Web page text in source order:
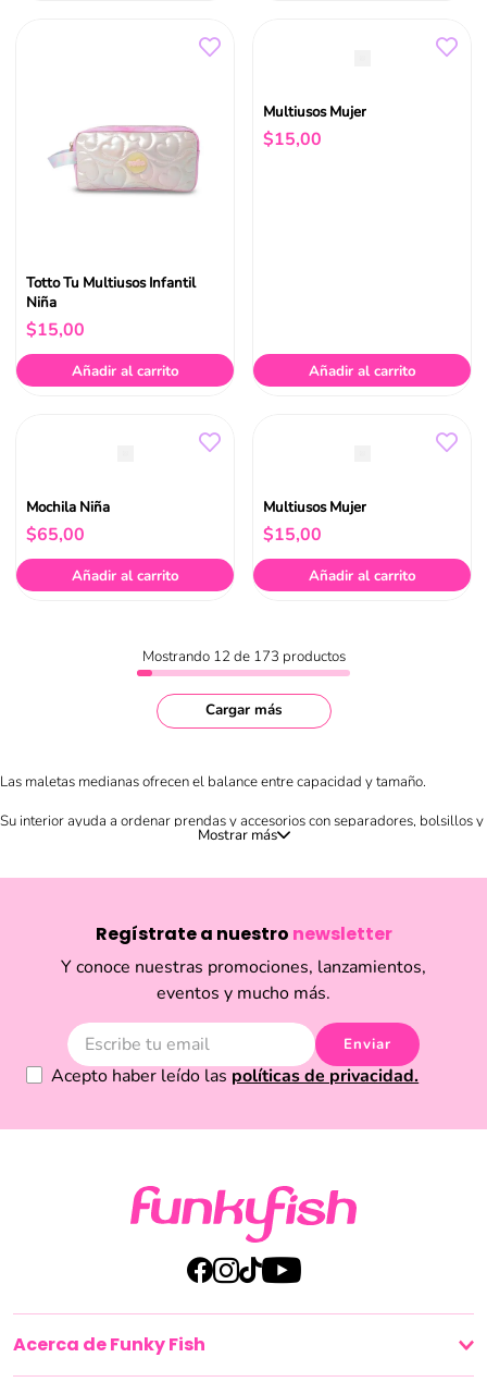
Totto Tu Multiusos Infantil
Niña
$15,00
Añadir al carrito
Multiusos Mujer
$15,00
Añadir al carrito
Mochila Niña
$65,00
Añadir al carrito
Multiusos Mujer
$15,00
Añadir al carrito
Mostrando 12 de 173 productos
Cargar más
Las maletas medianas ofrecen el balance entre capacidad y tamaño.
Su interior ayuda a ordenar prendas y accesorios con separadores, bolsillos y
correas internas, además de cierres confiables para mantener todo en su sitio.
Guayaquil, puedes disfrutar de la entrega el mismo día.
Aplican términos y condiciones.
Regístrate a nuestro newsletter
Y conoce nuestras promociones, lanzamientos,
eventos y mucho más.
Enviar
Acepto haber leído las políticas de privacidad.
Acerca de Funky Fish